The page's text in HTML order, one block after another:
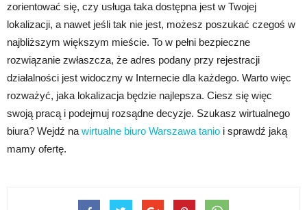
zorientować się, czy usługa taka dostępna jest w Twojej
lokalizacji, a nawet jeśli tak nie jest, możesz poszukać czegoś w
najbliższym większym mieście. To w pełni bezpieczne
rozwiązanie zwłaszcza, że adres podany przy rejestracji
działalności jest widoczny w Internecie dla każdego. Warto więc
rozważyć, jaka lokalizacja będzie najlepsza. Ciesz się więc
swoją pracą i podejmuj rozsądne decyzje. Szukasz wirtualnego
biura? Wejdź na wirtualne biuro Warszawa tanio i sprawdź jaką
mamy ofertę.